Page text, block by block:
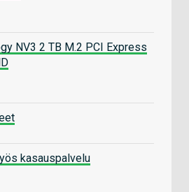
NV3 2 TB M.2 PCI Express
kasauspalvelu